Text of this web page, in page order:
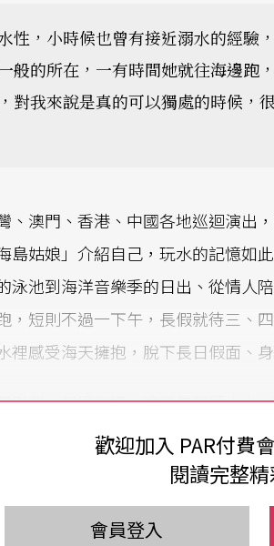
性，小時候也曾有接近溺水的經驗
般的所在，一有時間她就往海邊跑
，對我來說是真的可以獨處的時候
、澳門、香港、中國各地巡迴演出
島姑娘」介紹自己，玩水的記憶如
泳池到海洋音樂季的日出、從情人
，短則不過一下午，長假就待三、
裡感受海天擁抱，脫下長日假面、
引伴一起衝海邊，這幾年覺得人少
或跟自己對話都能聊得深入。一日
，坐捷運到淡水站，順道採買零食
，花點小錢又何妨，放假、放鬆也
很輕鬆，也不會覺得孤獨或是寂寞
歡迎加入 PAR付費
閱讀完整精
會員登入